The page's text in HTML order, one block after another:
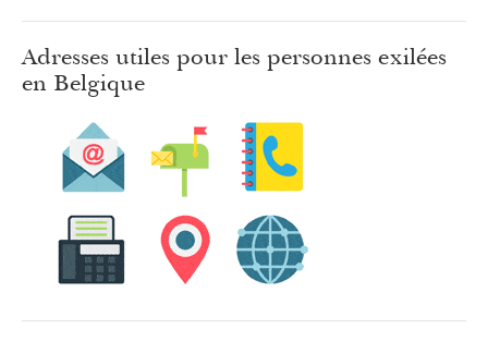
Adresses utiles pour les personnes exilées
en Belgique